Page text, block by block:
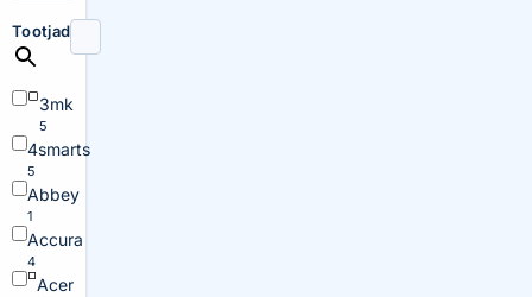
Tootjad
3mk
5
4smarts
5
Abbey
1
Accura
4
Acer